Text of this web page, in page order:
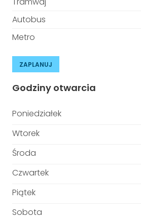
Autobus
Metro
ZAPLANUJ
Godziny otwarcia
Poniedziałek
Wtorek
Środa
Czwartek
Piątek
Sobota